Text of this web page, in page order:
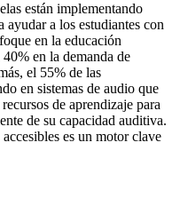
están implementando
ayudar a los estudiantes con
en la educación
en la demanda de
el 55% de las
en sistemas de audio que
de aprendizaje para
de su capacidad auditiva.
es un motor clave